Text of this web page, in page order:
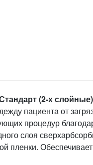
(2-х
пациента от
процедур
слоя
пленки.